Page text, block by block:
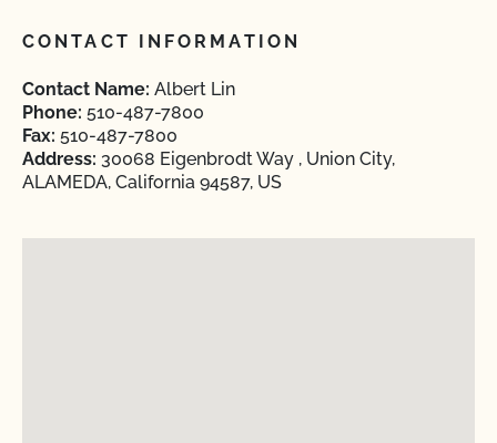
CONTACT INFORMATION
Contact Name: Albert Lin
Phone: 510-487-7800
Fax: 510-487-7800
Address: 30068 Eigenbrodt Way , Union City,
ALAMEDA, California 94587, US